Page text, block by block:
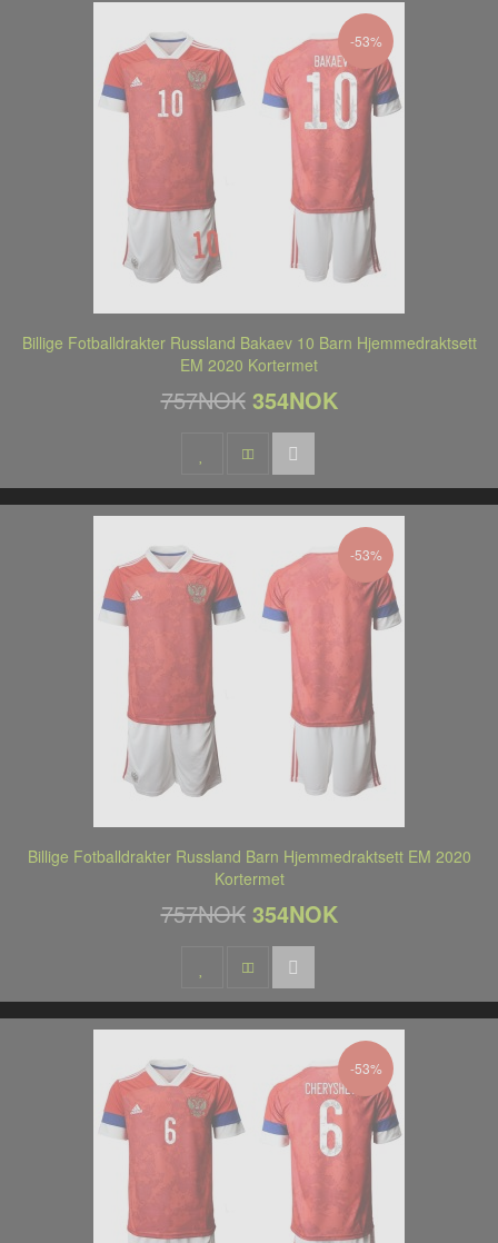
-53%
Billige Fotballdrakter Russland Bakaev 10 Barn Hjemmedraktsett
EM 2020 Kortermet
757NOK 354NOK
-53%
Billige Fotballdrakter Russland Barn Hjemmedraktsett EM 2020
Kortermet
757NOK 354NOK
-53%